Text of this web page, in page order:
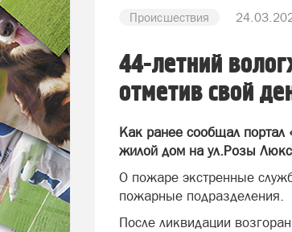
Происшествия
44-летний
отметив свой
Как ранее сообщал портал
жилой дом на ул.Розы
О пожаре экстренные
пожарные подразделения.
После ликвидации